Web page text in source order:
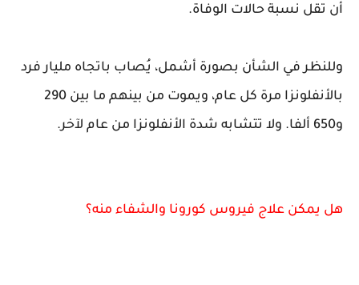
أن تقل نسبة حالات الوفاة.
وللنظر في الشأن بصورة أشمل، يُصاب باتجاه مليار فرد
بالأنفلونزا مرة كل عام، ويموت من بينهم ما بين 290
و650 ألفا. ولا تتشابه شدة الأنفلونزا من عام لآخر.
هل يمكن علاج فيروس كورونا والشفاء منه؟